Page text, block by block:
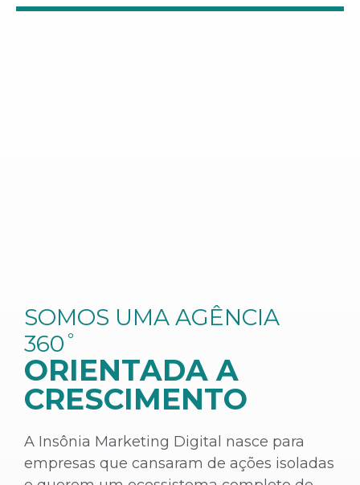
SOMOS UMA AGÊNCIA
360˚
ORIENTADA A
CRESCIMENTO
A Insônia Marketing Digital nasce para
empresas que cansaram de ações isoladas